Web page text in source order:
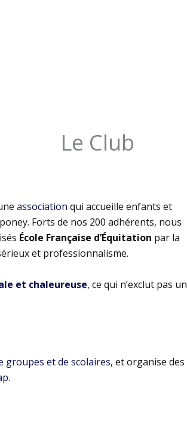
Le Club
association qui accueille enfants et
Forts de nos 200 adhérents, nous
École Française d’Équitation par la
et professionnalisme.
et chaleureuse, ce qui n’exclut pas un
groupes et de scolaires, et organise des
.